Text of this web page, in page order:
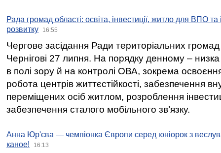
Рада громад області: освіта, інвестиції, житло для ВПО
розвитку
16:55
Чергове засідання Ради територіальних громад
Чернігові 27 липня. На порядку денному –
в полі зору й на контролі ОВА, зокрема освоєння
робота центрів життєстійкості, забезпечення
переміщених осіб житлом, розроблення
забезпечення сталого мобільного зв’язку.
Анна Юр'єва — чемпіонка Європи серед юніорок з
каное!
16:13